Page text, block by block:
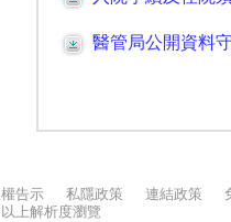
權告示 私隱政策 連結政策
上解析度瀏覽